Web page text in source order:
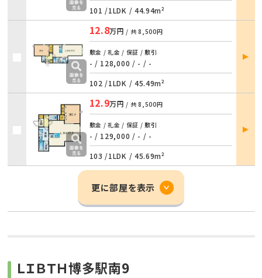
101 /1LDK / 44.94m²
12.8万円 / 共 8,500円
敷金 / 礼金 / 保証 / 敷引
- / 128,000 / - / -
102 /1LDK / 45.49m²
部屋
詳細
12.9万円 / 共 8,500円
敷金 / 礼金 / 保証 / 敷引
- / 129,000 / - / -
103 /1LDK / 45.69m²
部屋
詳細
更に部屋を表示
ＬＩＢＴＨ博多駅南9